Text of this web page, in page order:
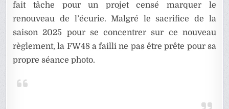
fait tâche pour un projet censé marquer le
renouveau de l’écurie. Malgré le sacrifice de la
saison 2025 pour se concentrer sur ce nouveau
règlement, la FW48 a failli ne pas être prête pour sa
propre séance photo.